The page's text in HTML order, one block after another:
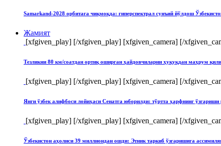
Samarkand-2028 орбитага чиқмоқда: гиперспектрал сунъий йўлдош
Жамият
[xfgiven_play] [/xfgiven_play] [xfgiven_camera] [/
Тезликни 80 км/соатдан ортиқ оширган ҳайдовчиларни ҳуқуқдан маҳрум
[xfgiven_play] [/xfgiven_play] [xfgiven_camera] [/
Янги ўзбек алифбоси лойиҳаси Сенатга юборилди: тўртта ҳарфнинг
[xfgiven_play] [/xfgiven_play] [xfgiven_camera] [/
Ўзбекистон аҳолиси 39 миллиондан ошди: Этник таркиб ўзгаришига